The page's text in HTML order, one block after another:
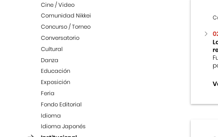
Cine / Video
Comunidad Nikkei
Concurso / Torneo
Conversatorio
Cultural
Danza
Educación
Exposición
Feria
Fondo Editorial
Idioma
Idioma Japonés